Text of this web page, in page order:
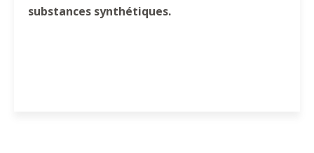
substances synthétiques.